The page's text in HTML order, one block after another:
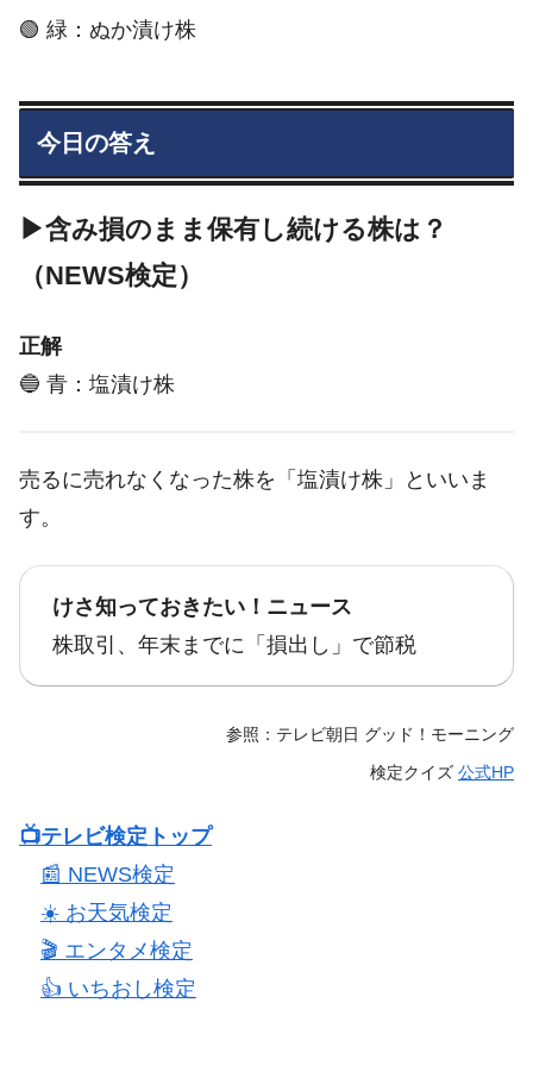
🟢 緑：ぬか漬け株
今日の答え
▶含み損のまま保有し続ける株は？
（NEWS検定）
正解
🔵 青：塩漬け株
売るに売れなくなった株を「塩漬け株」といいま
す。
けさ知っておきたい！ニュース
株取引、年末までに「損出し」で節税
参照：テレビ朝日 グッド！モーニング
検定クイズ 公式HP
📺️テレビ検定トップ
📰 NEWS検定
☀️ お天気検定
🎬 エンタメ検定
👍️ いちおし検定